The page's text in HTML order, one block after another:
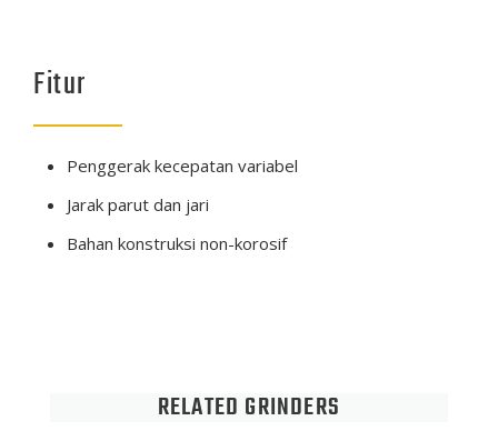
Fitur
Penggerak kecepatan variabel
Jarak parut dan jari
Bahan konstruksi non-korosif
RELATED GRINDERS